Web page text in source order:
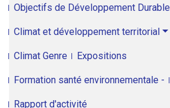
Objectifs de Développement Durable
Climat et développement territorial
Climat Genre Expositions
Formation santé environnementale -
Rapport d'activité